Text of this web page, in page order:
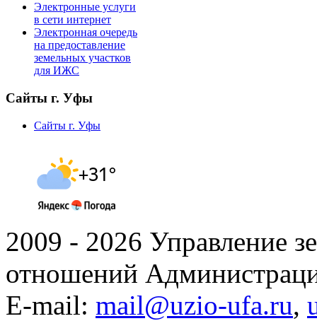
Электронные услуги
в сети интернет
Электронная очередь
на предоставление
земельных участков
для ИЖС
Сайты г. Уфы
Сайты г. Уфы
2009 - 2026 Управление
отношений
E-mail: mail@uzio-ufa.ru,